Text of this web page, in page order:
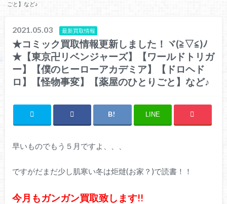
ごと】など♪
2021.05.03 最新買取情報
★コミック買取情報更新しました！ヾ(≧▽≦)ﾉ
★【東京卍リベンジャーズ】【ワールドトリガ
ー】【僕のヒーローアカデミア】【ドロヘド
ロ】【怪物事変】【薬屋のひとりごと】など♪
LINE
早いものでもう５月ですよ、、、
ですがだまだ少し肌寒い冬は炬燵(お家？)で読書！！
今月もガンガン買取致します!!